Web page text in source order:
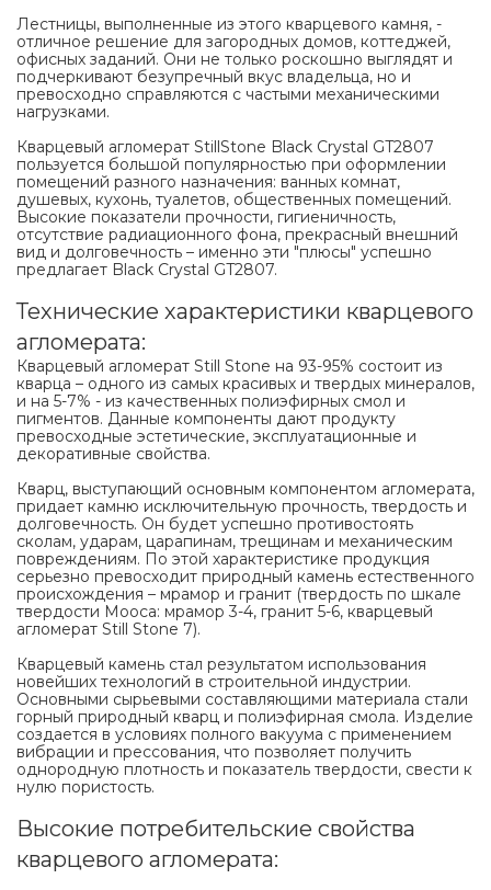
Лестницы, выполненные из этого кварцевого камня, -
отличное решение для загородных домов, коттеджей,
офисных заданий. Они не только роскошно выглядят и
подчеркивают безупречный вкус владельца, но и
превосходно справляются с частыми механическими
нагрузками.
Кварцевый агломерат StillStone Black Crystal GT2807
пользуется большой популярностью при оформлении
помещений разного назначения: ванных комнат,
душевых, кухонь, туалетов, общественных помещений.
Высокие показатели прочности, гигиеничность,
отсутствие радиационного фона, прекрасный внешний
вид и долговечность – именно эти "плюсы" успешно
предлагает Black Crystal GT2807.
Технические характеристики кварцевого
агломерата:
Кварцевый агломерат Still Stone на 93-95% состоит из
кварца – одного из самых красивых и твердых минералов,
и на 5-7% - из качественных полиэфирных смол и
пигментов. Данные компоненты дают продукту
превосходные эстетические, эксплуатационные и
декоративные свойства.
Кварц, выступающий основным компонентом агломерата,
придает камню исключительную прочность, твердость и
долговечность. Он будет успешно противостоять
сколам, ударам, царапинам, трещинам и механическим
повреждениям. По этой характеристике продукция
серьезно превосходит природный камень естественного
происхождения – мрамор и гранит (твердость по шкале
твердости Мооса: мрамор 3-4, гранит 5-6, кварцевый
агломерат Still Stone 7).
Кварцевый камень стал результатом использования
новейших технологий в строительной индустрии.
Основными сырьевыми составляющими материала стали
горный природный кварц и полиэфирная смола. Изделие
создается в условиях полного вакуума с применением
вибрации и прессования, что позволяет получить
однородную плотность и показатель твердости, свести к
нулю пористость.
Высокие потребительские свойства
кварцевого агломерата: